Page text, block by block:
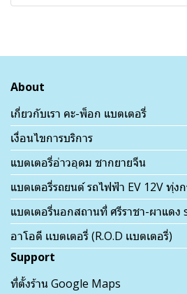
About
เกี่ยวกับเรา คะ-พ็อก แบตเตอรี่
เงื่อนไขการบริการ
แบตเตอรี่อ่าวอุดม ชากยายจีน
แบตเตอรี่รถยนต์ รถไฟฟ้า EV 12V ทุ่ง
แบตเตอรี่นอกสถานที่ ศรีราชา-ผาแดง
อาโอดี เเบตเตอรี่ (R.O.D เเบตเตอรี่)
Support
ที่ตั้งร้าน Google Maps